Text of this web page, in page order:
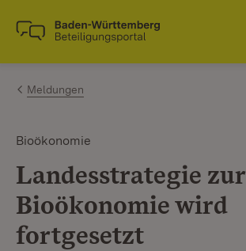
Zum Inhalt springen
Link zur Startseite
Meldungen
Bioökonomie
Landesstrategie zur
Bioökonomie wird
fortgesetzt